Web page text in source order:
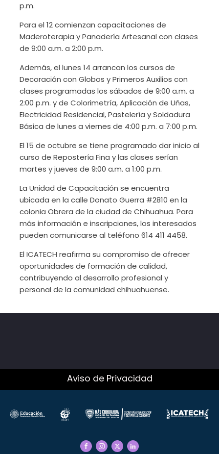
p.m.
Para el 12 comienzan capacitaciones de
Maderoterapia y Panadería Artesanal con clases
de 9:00 a.m. a 2:00 p.m.
Además, el lunes 14 arrancan los cursos de
Decoración con Globos y Primeros Auxilios con
clases programadas los sábados de 9:00 a.m. a
2:00 p.m. y de Colorimetría, Aplicación de Uñas,
Electricidad Residencial, Pastelería y Soldadura
Básica de lunes a viernes de 4:00 p.m. a 7:00 p.m.
El 15 de octubre se tiene programado dar inicio al
curso de Repostería Fina y las clases serían
martes y jueves de 9:00 a.m. a 1:00 p.m.
La Unidad de Capacitación se encuentra
ubicada en la calle Donato Guerra #2810 en la
colonia Obrera de la ciudad de Chihuahua. Para
más información e inscripciones, los interesados
pueden comunicarse al teléfono 614 411 4458.
El ICATECH reafirma su compromiso de ofrecer
oportunidades de formación de calidad,
contribuyendo al desarrollo profesional y
personal de la comunidad chihuahuense.
Aviso de Privacidad